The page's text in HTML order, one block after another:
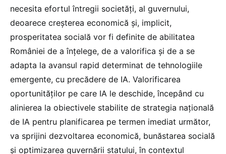
necesita efortul întregii societăți, al guvernului,
deoarece creșterea economică și, implicit,
prosperitatea socială vor fi definite de abilitatea
României de a înțelege, de a valorifica și de a se
adapta la avansul rapid determinat de tehnologiile
emergente, cu precădere de IA. Valorificarea
oportunităților pe care IA le deschide, începând cu
alinierea la obiectivele stabilite de strategia națională
de IA pentru planificarea pe termen imediat următor,
va sprijini dezvoltarea economică, bunăstarea socială
și optimizarea guvernării statului, în contextul